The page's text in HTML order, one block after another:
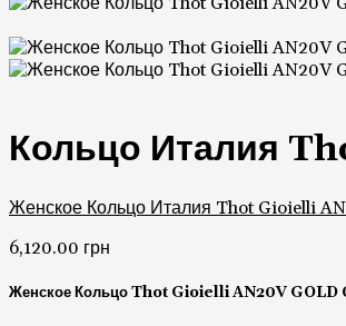
Кольцо Италия
Женское Кольцо Италия Thot Gioielli
6,120.00 грн
Женское Кольцо Thot Gioielli AN20V GOLD